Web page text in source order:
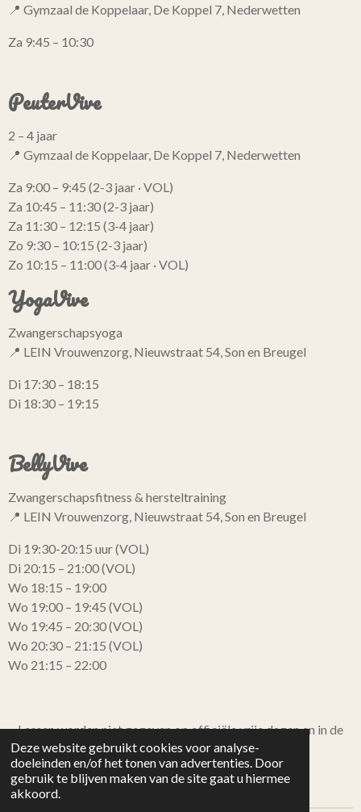
Deze website gebruikt cookies voor analyse-
doeleinden en/of het tonen van advertenties. Door
gebruik te blijven maken van de site gaat u hiermee
akkoord.
📍 Gymzaal de Koppelaar, De Koppel 7, Nederwetten
Za 9:45 – 10:30
PeuterVive
2 – 4 jaar
📍 Gymzaal de Koppelaar, De Koppel 7, Nederwetten
Za 9:00 – 9:45 (2-3 jaar · VOL)
Za 10:45 – 11:30 (2-3 jaar)
Za 11:30 – 12:15 (3-4 jaar)
Zo 9:30 – 10:15 (2-3 jaar)
Zo 10:15 – 11:00 (3-4 jaar · VOL)
YogaVive
Zwangerschapsyoga
📍 LEIN Vrouwenzorg, Nieuwstraat 54, Son en Breugel
Di 17:30 – 18:15
Di 18:30 – 19:15
BellyVive
Zwangerschapsfitness & hersteltraining
📍 LEIN Vrouwenzorg, Nieuwstraat 54, Son en Breugel
Di 19:30-20:15 uur (VOL)
Di 20:15 – 21:00 (VOL)
Wo 18:15 – 19:00
Wo 19:00 – 19:45 (VOL)
Wo 19:45 – 20:30 (VOL)
Wo 20:30 – 21:15 (VOL)
Wo 21:15 – 22:00
Lessen worden niet gegeven op officiële vrije dagen en in de
schoolvakanties.